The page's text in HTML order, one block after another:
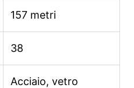
157 metri
38
Acciaio, vetro